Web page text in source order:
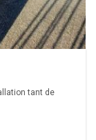
tant de